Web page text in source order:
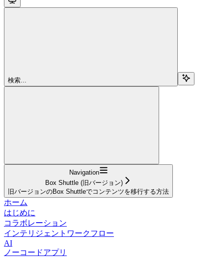
検索...
Navigation
Box Shuttle (旧バージョン)
旧バージョンのBox Shuttleでコンテンツを移行する方法
ホーム
はじめに
コラボレーション
インテリジェントワークフロー
AI
ノーコードアプリ